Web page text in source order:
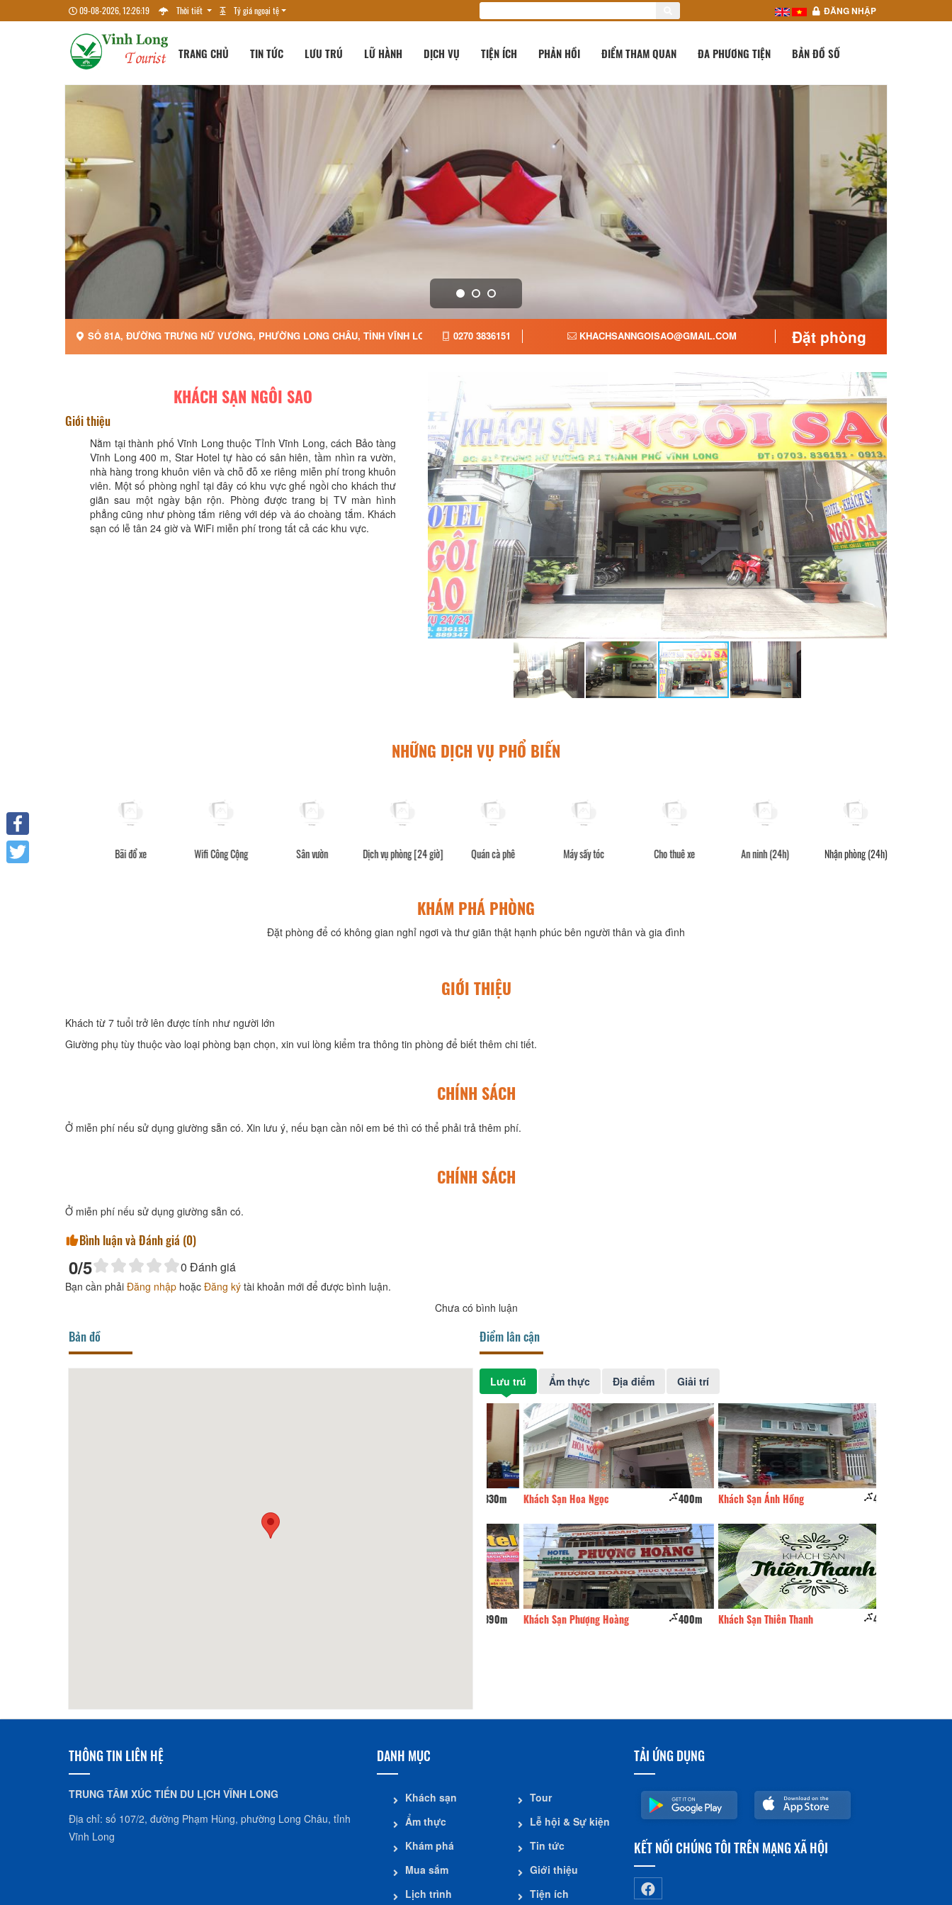
09-08-2026, 12:26:20 Thời tiết Tỷ giá ngoại tệ ĐĂNG NHẬP
TRANG CHỦ TIN TỨC LƯU TRÚ LỮ HÀNH DỊCH VỤ TIỆN ÍCH PHẢN HỒI ĐIỂM THAM QUAN ĐA PHƯƠNG TIỆN BẢN ĐỒ SỐ
SỐ 81A, ĐƯỜNG TRƯNG NỮ VƯƠNG, PHƯỜNG LONG CHÂU, TỈNH VĨNH LONG 0270 3836151 KHACHSANNGOISAO@GMAIL.COM Đặt phòng
KHÁCH SẠN NGÔI SAO
Giới thiệu
Nằm tại thành phố Vĩnh Long thuộc Tỉnh Vĩnh Long, cách Bảo tàng
Vĩnh Long 400 m, Star Hotel tự hào có sân hiên, tầm nhìn ra vườn,
nhà hàng trong khuôn viên và chỗ đỗ xe riêng miễn phí trong khuôn
viên. Một số phòng nghỉ tại đây có khu vực ghế ngồi cho khách thư
giãn sau một ngày bận rộn. Phòng được trang bị TV màn hình
phẳng cũng như phòng tắm riêng với dép và áo choàng tắm. Khách
sạn có lễ tân 24 giờ và WiFi miễn phí trong tất cả các khu vực.
NHỮNG DỊCH VỤ PHỔ BIẾN
Mát xa Bãi đổ xe Wifi Công Cộng Sân vườn Dịch vụ phòng [24 giờ] Quán cà phê Máy sấy tóc Cho thuê xe An ninh (24h) Nhận phòng (24h)
KHÁM PHÁ PHÒNG
Đặt phòng để có không gian nghỉ ngơi và thư giãn thật hạnh phúc bên người thân và gia đình
GIỚI THIỆU
Khách từ 7 tuổi trở lên được tính như người lớn
Giường phụ tùy thuộc vào loại phòng bạn chọn, xin vui lòng kiểm tra thông tin phòng để biết thêm chi tiết.
CHÍNH SÁCH
Ở miễn phí nếu sử dụng giường sẵn có. Xin lưu ý, nếu bạn cần nôi em bé thì có thể phải trả thêm phí.
CHÍNH SÁCH
Ở miễn phí nếu sử dụng giường sẵn có.
Bình luận và Đánh giá (0)
0/5 0 Đánh giá
Bạn cần phải Đăng nhập hoặc Đăng ký tài khoản mới để được bình luận.
Chưa có bình luận
Bản đồ Điểm lân cận
Lưu trú Ẩm thực Địa điểm Giải trí
Khách Sạn Hoa Ngọc
Khách Sạn Phượng Hoàng
Khách Sạn Ánh Hồng
Khách Sạn Thiên Thanh
THÔNG TIN LIÊN HỆ
TRUNG TÂM XÚC TIẾN DU LỊCH VĨNH LONG
Địa chỉ: số 107/2, đường Phạm Hùng, phường Long Châu, tỉnh
Vĩnh Long
DANH MỤC
Khách sạn
Ẩm thực
Khám phá
Mua sắm
Lịch trình
Tour
Lễ hội & Sự kiện
Tin tức
Giới thiệu
Tiện ích
TẢI ỨNG DỤNG
KẾT NỐI CHÚNG TÔI TRÊN MẠNG XÃ HỘI
Facebook